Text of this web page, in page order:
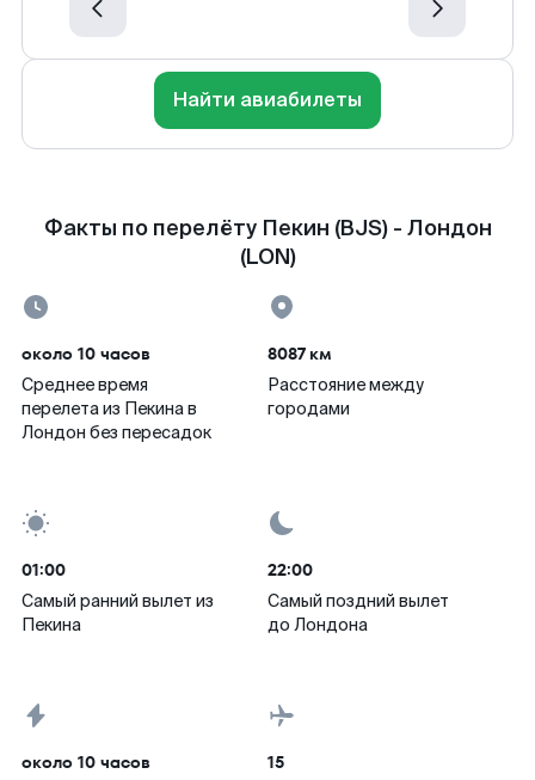
Найти авиабилеты
Факты по перелёту Пекин (BJS) - Лондон
(LON)
около 10 часов
Среднее время
перелета из Пекина в
Лондон без пересадок
8087 км
Расстояние между
городами
01:00
Самый ранний вылет из
Пекина
22:00
Самый поздний вылет
до Лондона
около 10 часов 15